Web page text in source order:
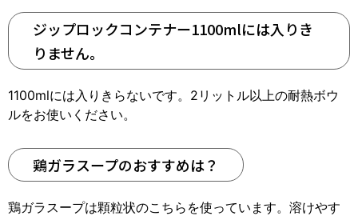
ジップロックコンテナー1100mlには入りき
りません。
1100mlには入りきらないです。2リットル以上の耐熱ボウ
ルをお使いください。
鶏ガラスープのおすすめは？
鶏ガラスープは顆粒状のこちらを使っています。溶けやす